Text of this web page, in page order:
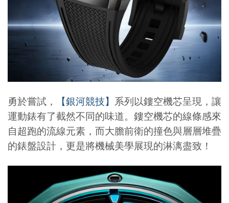
勇於嘗試， 【銀河競技】 系列以鏤空機芯呈現，讓
運動錶有了截然不同的味道。鏤空機芯的線條感來
自超跑的流線元素，而大膽前衛的撞色與層層堆疊
的錶盤設計，更是將機械美學展現的淋漓盡致！